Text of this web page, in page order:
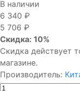
В наличии
6 340 ₽
5 706 ₽
Скидка: 10%
Скидка действует
магазине.
Производитель: